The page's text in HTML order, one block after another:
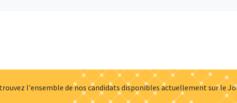
l'ensemble de nos candidats disponibles actuellement sur le